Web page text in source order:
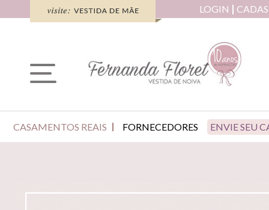
LOGIN
CASAMENTOS REAIS FORNECEDORES ENVIE SEU